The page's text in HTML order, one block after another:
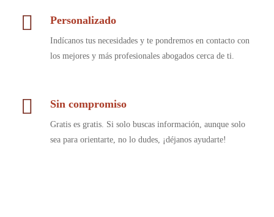
Personalizado
Indícanos tus necesidades y te pondremos en contacto con
los mejores y más profesionales abogados cerca de ti.
Sin compromiso
Gratis es gratis. Si solo buscas información, aunque solo
sea para orientarte, no lo dudes, ¡déjanos ayudarte!